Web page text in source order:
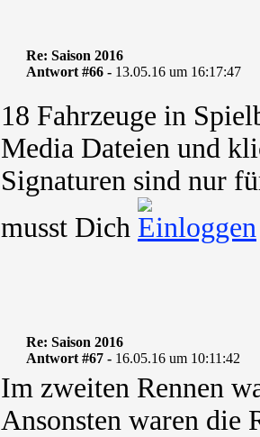
Re: Saison 2016
Antwort #66 - 13.05.16 um 16:17:47
18 Fahrzeuge in
Media Dateien und
Signaturen sind nur
musst Dich
Re: Saison 2016
Antwort #67 - 16.05.16 um 10:11:42
Im zweiten Rennen
Ansonsten waren die